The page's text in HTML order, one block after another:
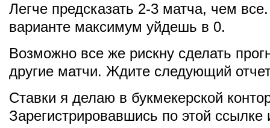
Легче предсказать 2-3 матча, чем
варианте максимум уйдешь в 0.
Возможно все же рискну сделать
другие матчи. Ждите следующий
Ставки я делаю в букмекерской
Зарегистрировавшись по этой ссылке